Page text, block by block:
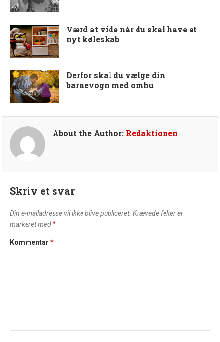
Værd at vide når du skal have et
nyt køleskab
Derfor skal du vælge din
barnevogn med omhu
About the Author: Redaktionen
Skriv et svar
Din e-mailadresse vil ikke blive publiceret. Krævede felter er
markeret med *
Kommentar*